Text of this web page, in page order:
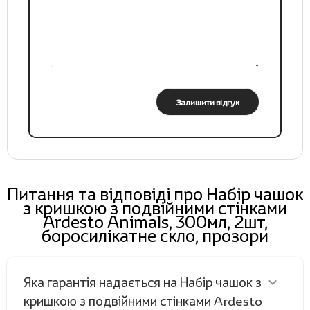
Залишити відгук
Питання та відповіді про Набір чашок
з кришкою з подвійними стінками
Ardesto Animals, 300мл, 2шт,
боросилікатне скло, прозори
Яка гарантія надається на Набір чашок з
кришкою з подвійними стінками Ardesto